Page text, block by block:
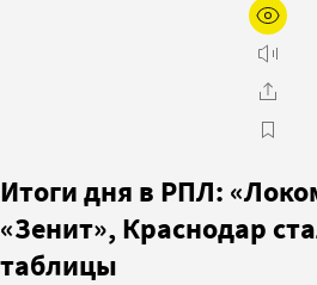
Итоги дня в РПЛ:
«Зенит», Краснодар
таблицы